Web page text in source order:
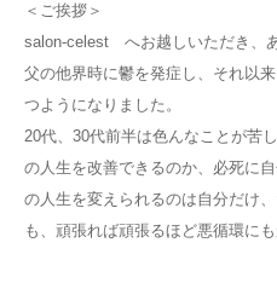
＜ご挨拶＞
salon-celest へお越しいただき、
父の他界時に鬱を発症し、それ以
つようになりました。
20代、30代前半は色んなことが苦し
の人生を改善できるのか、必死に
の人生を変えられるのは自分だけ
も、頑張れば頑張るほど悪循環にも